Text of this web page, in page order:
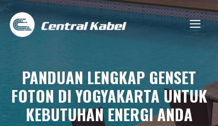
Skip
content
PANDUAN LENGKAP GENSET
FOTON DI YOGYAKARTA UNTUK
KEBUTUHAN ENERGI ANDA